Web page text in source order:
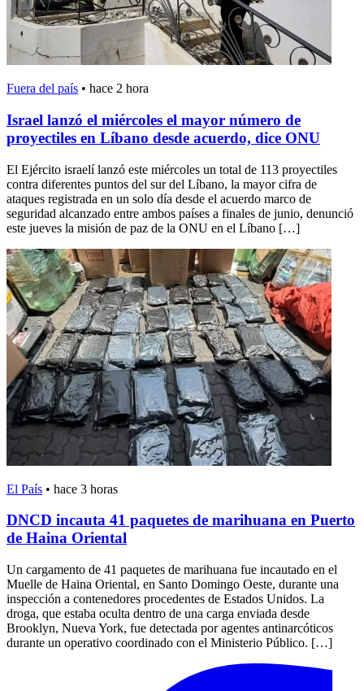
Fuera del país • hace 2 hora
Israel lanzó el miércoles el mayor número de
proyectiles en Líbano desde acuerdo, dice ONU
El Ejército israelí lanzó este miércoles un total de 113 proyectiles
contra diferentes puntos del sur del Líbano, la mayor cifra de
ataques registrada en un solo día desde el acuerdo marco de
seguridad alcanzado entre ambos países a finales de junio, denunció
este jueves la misión de paz de la ONU en el Líbano […]
El País • hace 3 horas
DNCD incauta 41 paquetes de marihuana en Puerto
de Haina Oriental
Un cargamento de 41 paquetes de marihuana fue incautado en el
Muelle de Haina Oriental, en Santo Domingo Oeste, durante una
inspección a contenedores procedentes de Estados Unidos. La
droga, que estaba oculta dentro de una carga enviada desde
Brooklyn, Nueva York, fue detectada por agentes antinarcóticos
durante un operativo coordinado con el Ministerio Público. […]